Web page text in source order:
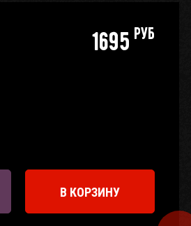
1695 руб
В КОРЗИНУ